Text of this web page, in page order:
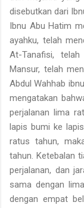
disebutkan dari
Ibnu Abu Hatim
ayahku, telah
At-Tanafisi,
Mansur, telah
Abdul Wahhab
mengatakan
perjalanan lima
lapis bumi ke
ratus tahun,
tahun. Ketebalan
perjalanan, dan
sama dengan
dengan empat